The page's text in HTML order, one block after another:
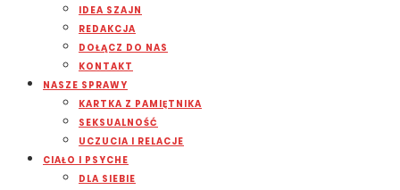
IDEA SZAJN
REDAKCJA
DOŁĄCZ DO NAS
KONTAKT
NASZE SPRAWY
KARTKA Z PAMIĘTNIKA
SEKSUALNOŚĆ
UCZUCIA I RELACJE
CIAŁO I PSYCHE
DLA SIEBIE